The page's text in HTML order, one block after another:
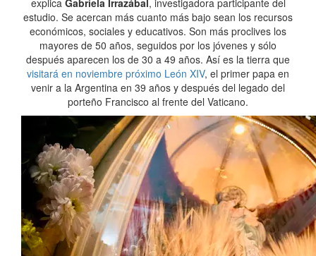
explica Gabriela Irrazábal , investigadora participante del
estudio. Se acercan más cuanto más bajo sean los recursos
económicos, sociales y educativos. Son más proclives los
mayores de 50 años, seguidos por los jóvenes y sólo
después aparecen los de 30 a 49 años. Así es la tierra que
visitará en noviembre próximo León XIV, el primer papa en
venir a la Argentina en 39 años y después del legado del
porteño Francisco al frente del Vaticano.